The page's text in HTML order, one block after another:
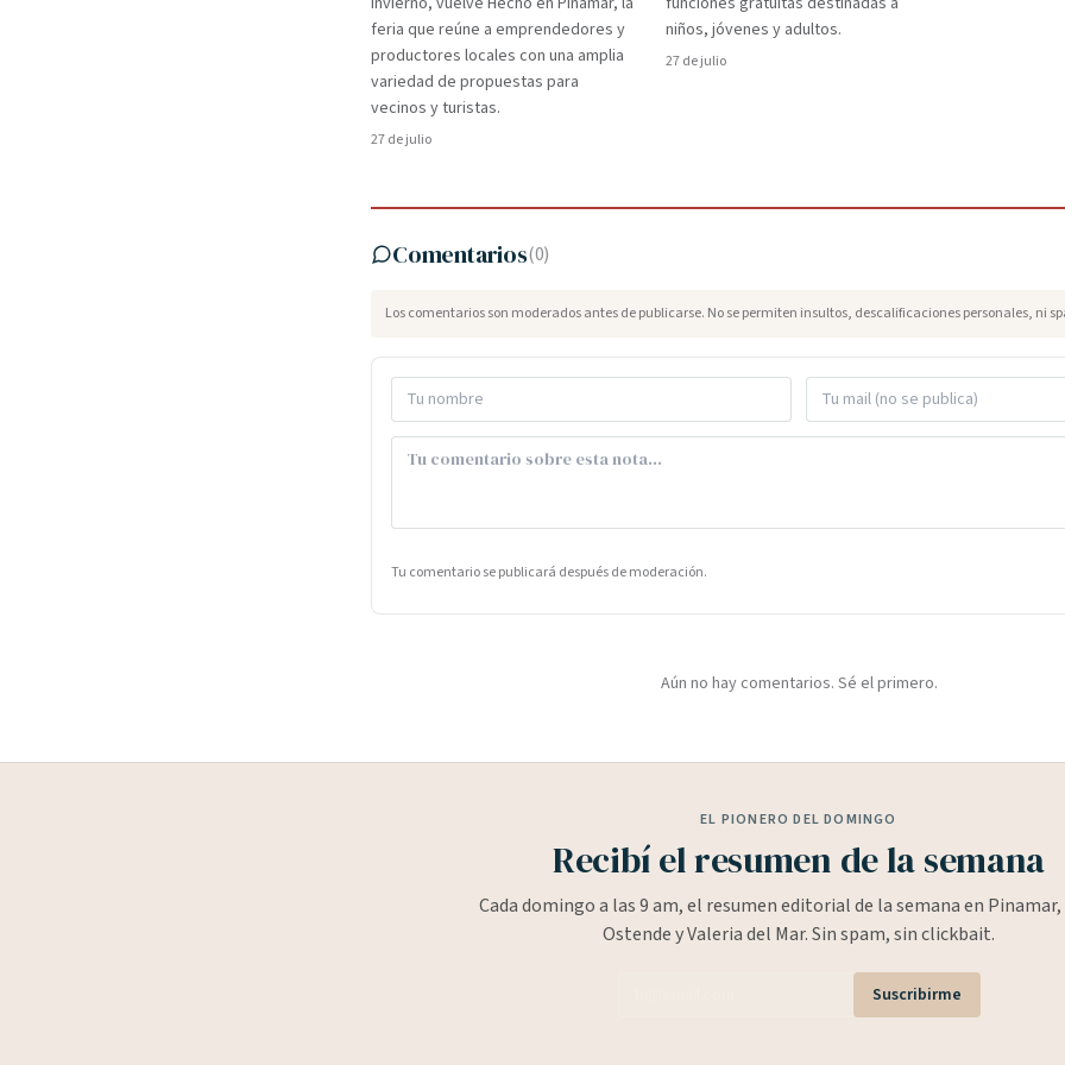
feria que reúne a emprendedores y
productores locales con una amplia
variedad de propuestas para
vecinos y turistas.
27 de julio
niños, jóvenes y adultos.
27 de julio
Comentarios(0)
Los comentarios son moderados antes de publicarse. No se permiten insultos, descalificaciones personales, ni
Tu comentario se publicará después de moderación.
Aún no hay comentarios. Sé el primero.
EL PIONERO DEL DOMINGO
Recibí el resumen de la semana
Cada domingo a las 9 am, el resumen editorial de la semana en
Ostende y Valeria del Mar. Sin spam, sin clickbait.
Suscribirme